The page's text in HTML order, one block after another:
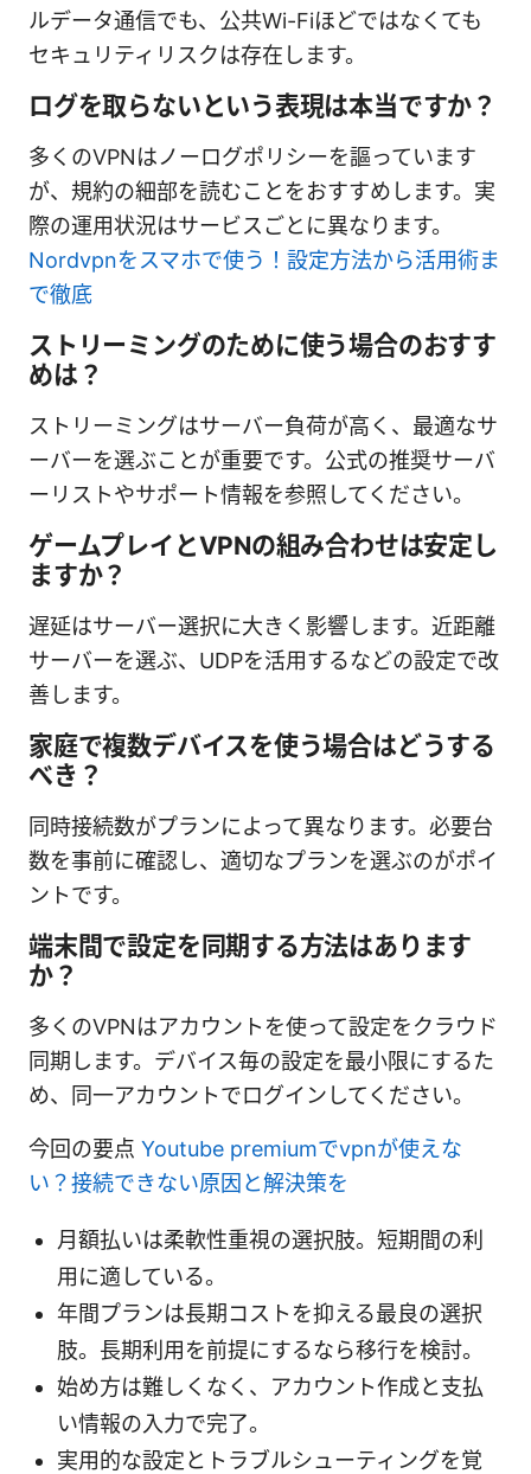
ルデータ通信でも、公共Wi-Fiほどではなくても
セキュリティリスクは存在します。
ログを取らないという表現は本当ですか？
多くのVPNはノーログポリシーを謳っています
が、規約の細部を読むことをおすすめします。実
際の運用状況はサービスごとに異なります。
Nordvpnをスマホで使う！設定方法から活用術ま
で徹底
ストリーミングのために使う場合のおすす
めは？
ストリーミングはサーバー負荷が高く、最適なサ
ーバーを選ぶことが重要です。公式の推奨サーバ
ーリストやサポート情報を参照してください。
ゲームプレイとVPNの組み合わせは安定し
ますか？
遅延はサーバー選択に大きく影響します。近距離
サーバーを選ぶ、UDPを活用するなどの設定で改
善します。
家庭で複数デバイスを使う場合はどうする
べき？
同時接続数がプランによって異なります。必要台
数を事前に確認し、適切なプランを選ぶのがポイ
ントです。
端末間で設定を同期する方法はあります
か？
多くのVPNはアカウントを使って設定をクラウド
同期します。デバイス毎の設定を最小限にするた
め、同一アカウントでログインしてください。
今回の要点 Youtube premiumでvpnが使えな
い？接続できない原因と解決策を
月額払いは柔軟性重視の選択肢。短期間の利
用に適している。
年間プランは長期コストを抑える最良の選択
肢。長期利用を前提にするなら移行を検討。
始め方は難しくなく、アカウント作成と支払
い情報の入力で完了。
実用的な設定とトラブルシューティングを覚